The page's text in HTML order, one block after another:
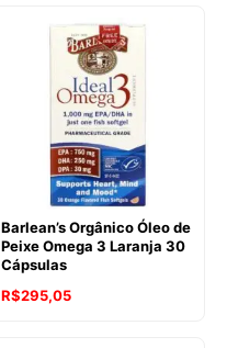
Barlean’s Orgânico Óleo de
Peixe Omega 3 Laranja 30
Cápsulas
R$295,05